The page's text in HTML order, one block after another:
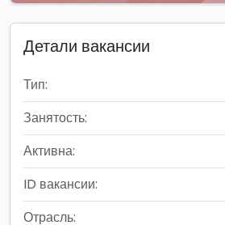
Детали вакансии
Тип:
Занятость:
Активна:
ID вакансии:
Отрасль: